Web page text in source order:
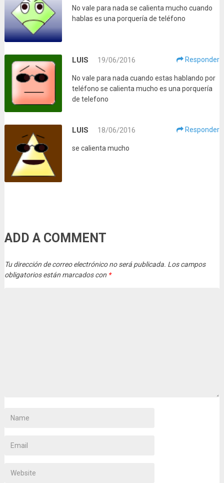
No vale para nada se calienta mucho cuando
hablas es una porquería de teléfono
LUIS 19/06/2016 Responder
No vale para nada cuando estas hablando por
teléfono se calienta mucho es una porquería
de telefono
LUIS 18/06/2016 Responder
se calienta mucho
ADD A COMMENT
Tu dirección de correo electrónico no será publicada. Los campos
obligatorios están marcados con *